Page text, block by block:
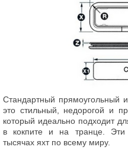
Стандартный прямоугольный
это стильный, недорогой и
который идеально подходит
в кокпите и на транце. Эти
тысячах яхт по всему миру.